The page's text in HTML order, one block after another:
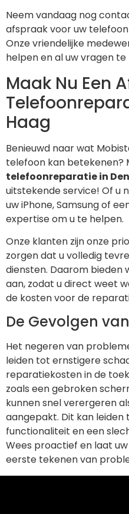
Neem vandaag nog
afspraak voor uw
Onze vriendelijke
helpen en al uw vragen
Maak Nu Een
Haag
Benieuwd naar wat
telefoon kan betekenen?
telefoonreparatie in
uitstekende service! Of u
uw iPhone, Samsung of
expertise om u te helpen.
Onze klanten zijn onze
zorgen dat u volledig
diensten. Daarom bieden
aan, zodat u direct weet
de kosten voor de
De Gevolgen
Het negeren van
leiden tot ernstigere
reparatiekosten in de
zoals een gebroken
kunnen snel verergeren
aangepakt. Dit kan
functionaliteit en een
Wees proactief en laat
eerste tekenen van